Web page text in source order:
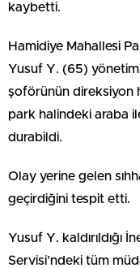
kaybetti.
Hamidiye Mahallesi
Yusuf Y. (65)
şoförünün direksiyon
park halindeki araba
durabildi.
Olay yerine gelen
geçirdiğini tespit etti.
Yusuf Y. kaldırıldığı
Servisi’ndeki tüm